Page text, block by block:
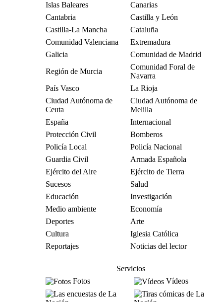
Islas Baleares
Canarias
Cantabria
Castilla y León
Castilla-La Mancha
Cataluña
Comunidad Valenciana
Extremadura
Galicia
Comunidad de Madrid
Región de Murcia
Comunidad Foral de
Navarra
País Vasco
La Rioja
Ciudad Autónoma de
Ceuta
Ciudad Autónoma de
Melilla
España
Internacional
Protección Civil
Bomberos
Policía Local
Policía Nacional
Guardia Civil
Armada Española
Ejército del Aire
Ejército de Tierra
Sucesos
Salud
Educación
Investigación
Medio ambiente
Economía
Deportes
Arte
Cultura
Iglesia Católica
Reportajes
Noticias del lector
Servicios
Fotos
Vídeos